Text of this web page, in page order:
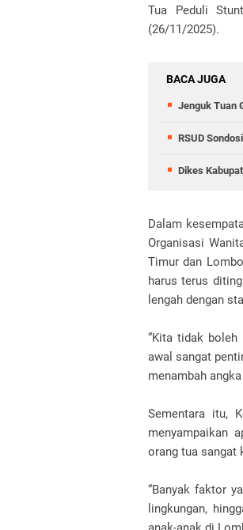
Tua Peduli
(26/11/2025).
BACA JUGA
Jenguk Tuan
RSUD
Dikes
Dalam
Organisasi
Timur dan
harus terus
lengah dengan
“Kita tidak boleh
awal sangat
menambah
Sementara itu,
menyampaikan
orang tua sangat
“Banyak faktor
lingkungan,